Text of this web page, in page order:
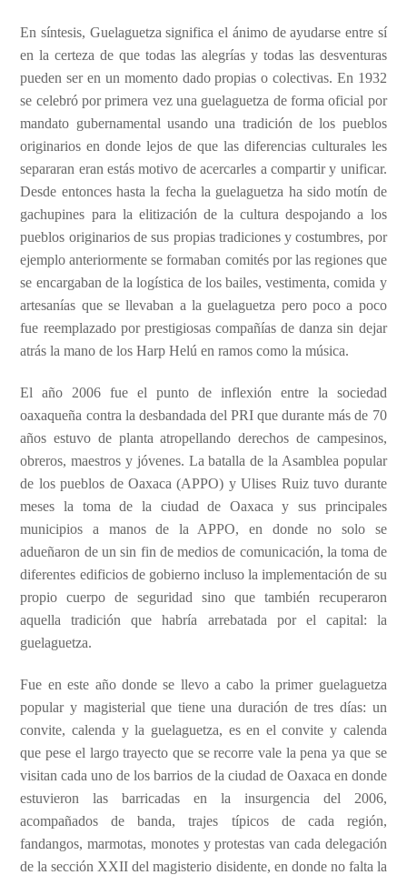
En síntesis, Guelaguetza significa el ánimo deayudarse entre sí
en la certeza de que todas las alegrías y todas las desventuras
pueden ser en un momento dado propiaso colectivas. En 1932
se celebró por primera vez una guelaguetza de forma oficial por
mandato gubernamental usando una tradición de los pueblos
originarios en donde lejos de que las diferencias culturales les
separaran eran estás motivo de acercarles a compartir y unificar.
Desde entonces hasta la fecha la guelaguetza ha sido motín de
gachupines para la elitización de la cultura despojando a los
pueblos originarios de sus propias tradiciones y costumbres, por
ejemplo anteriormente se formaban comités por las regiones que
se encargaban de la logística de los bailes, vestimenta, comida y
artesanías que se llevaban a la guelaguetza pero poco a poco
fue reemplazado por prestigiosas compañías de danza sin dejar
atrás la mano de los Harp Helú en ramos como la música.
El año 2006 fue el punto de inflexión entre la sociedad
oaxaqueña contra la desbandada del PRI que durante más de 70
años estuvo de planta atropellando derechos de campesinos,
obreros, maestros y jóvenes. La batalla de la Asamblea popular
de los pueblos de Oaxaca (APPO) y Ulises Ruiz tuvo durante
meses la toma de la ciudad de Oaxaca y sus principales
municipios a manos de la APPO, en donde no solo se
adueñaron de un sin fin de medios de comunicación, la toma de
diferentes edificios de gobierno incluso la implementación de su
propio cuerpo de seguridad sino que también recuperaron
aquella tradición que habría arrebatada por el capital: la
guelaguetza.
Fue en este año donde se llevo a cabo la primer guelaguetza
popular y magisterial que tiene una duración de tres días: un
convite, calenda y la guelaguetza, es en el convite y calenda
que pese el largo trayecto que se recorre vale la pena ya que se
visitan cada uno de los barrios de la ciudad de Oaxaca en donde
estuvieron las barricadas en la insurgencia del 2006,
acompañados de banda, trajes típicos de cada región,
fandangos, marmotas, monotes y protestas van cada delegación
de la sección XXII del magisterio disidente, en donde no falta la